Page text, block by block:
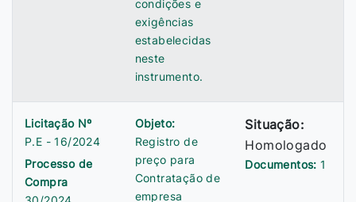
condições e
exigências
estabelecidas
neste
instrumento.
Licitação Nº
P.E - 16/2024
Processo de
Compra
Objeto:
Registro de
preço para
Contratação de
empresa
Situação:
Homologado
Documentos:1